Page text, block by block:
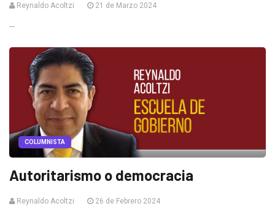
Reynaldo Acoltzi 21 de Marzo 2024
COLUMNISTA
Autoritarismo o democracia
Reynaldo Acoltzi 26 de Febrero 2024